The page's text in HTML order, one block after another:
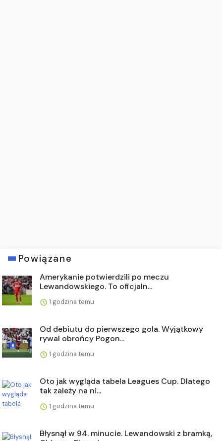
Powiązane
Amerykanie potwierdzili po meczu
Lewandowskiego. To oficjaln...
1 godzina temu
Od debiutu do pierwszego gola. Wyjątkowy
rywal obrońcy Pogon...
1 godzina temu
Oto jak wygląda tabela Leagues Cup. Dlatego
tak zależy na ni...
1 godzina temu
Błysnął w 94. minucie. Lewandowski z bramką,